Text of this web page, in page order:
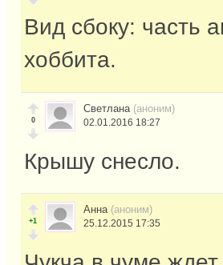
Вид сбоку: часть
хоббита.
0
Светлана (аноним)
02.01.2016 18:27
Крышу снесло.
+1
Анна (аноним)
25.12.2015 17:35